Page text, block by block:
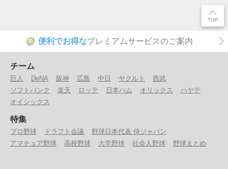
P 便利でお得なプレミアムサービスのご案内
チーム
巨人 DeNA 阪神 広島 中日 ヤクルト
西武
ソフトバンク
楽天 ロッテ 日本ハム オリックス
ハヤテ
オイシックス
特集
プロ野球 ドラフト会議
野球日本代表 侍ジャパン
アマチュア野球
高校野球 大学野球 社会人野球 野球まとめ